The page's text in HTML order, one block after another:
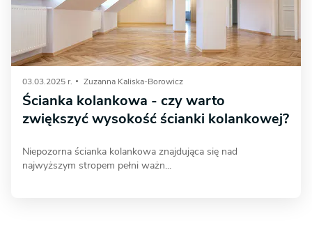
03.03.2025 r. Zuzanna Kaliska-Borowicz
Ścianka kolankowa - czy warto
zwiększyć wysokość ścianki kolankowej?
Niepozorna ścianka kolankowa znajdująca się nad
najwyższym stropem pełni ważn...